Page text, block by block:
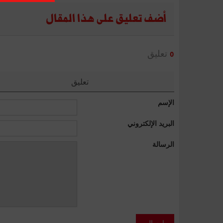
أضف تعليق على هذا المقال
0 تعليق
تعليق
الإسم
البريد الإلكتروني
الرسالة